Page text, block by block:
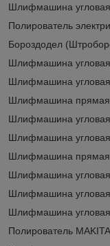
Шлифмашина
Полирователь
Бороздодел
Шлифмашина угловая
Шлифмашина угловая
Шлифмашина прямая
Шлифмашина
Шлифмашина угловая
Шлифмашина прямая
Шлифмашина угловая
Шлифмашина угловая
Шлифмашина угловая
Полирователь